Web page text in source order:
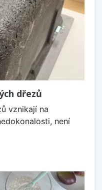
dřezů
vznikají na
není